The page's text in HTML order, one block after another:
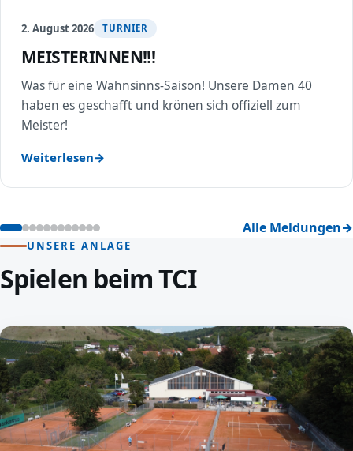
2. August 2026 TURNIER
MEISTERINNEN!!!
Was für eine Wahnsinns-Saison! Unsere Damen 40
haben es geschafft und krönen sich offiziell zum
Meister!
Weiterlesen
Alle Meldungen
UNSERE ANLAGE
Spielen beim TCI